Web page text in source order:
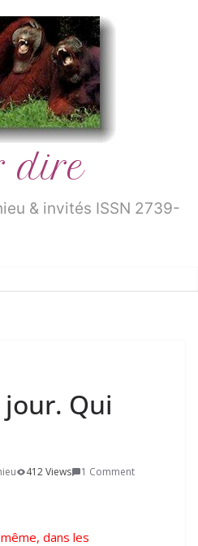
dire
& invités ISSN 2739-
Qui
412 Views 1 Comment
dans les